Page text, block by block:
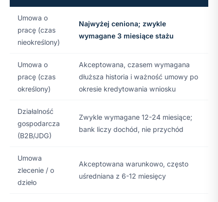
Umowa o
pracę (czas
nieokreślony)
Najwyżej ceniona; zwykle
wymagane 3 miesiące stażu
Umowa o
pracę (czas
określony)
Akceptowana, czasem wymagana
dłuższa historia i ważność umowy po
okresie kredytowania wniosku
Działalność
gospodarcza
(B2B/JDG)
Zwykle wymagane 12-24 miesiące;
bank liczy dochód, nie przychód
Umowa
zlecenie / o
dzieło
Akceptowana warunkowo, często
uśredniana z 6-12 miesięcy